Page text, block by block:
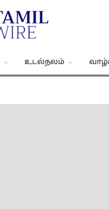
உடல்நலம்